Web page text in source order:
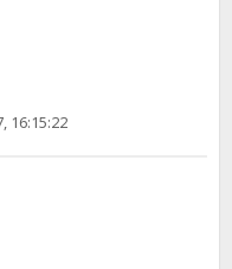
16:15:22